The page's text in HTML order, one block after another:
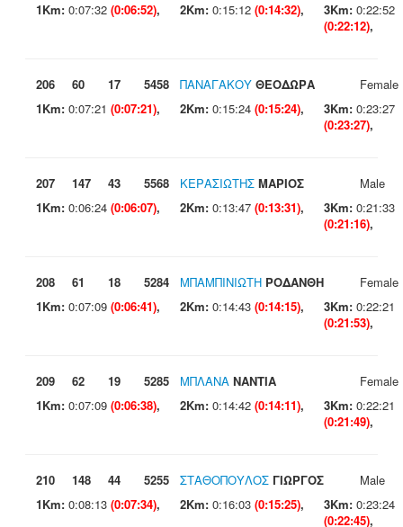
1Km: 0:07:32 (0:06:52), 2Km: 0:15:12 (0:14:32), 3Km: 0:22:52
(0:22:12),
206 60 17 5458 ΠΑΝΑΓΑΚΟΥ ΘΕΟΔΩΡΑ
Female
1Km: 0:07:21 (0:07:21), 2Km: 0:15:24 (0:15:24), 3Km: 0:23:27
(0:23:27),
207 147 43 5568 ΚΕΡΑΣΙΩΤΗΣ ΜΑΡΙΟΣ
Male
1Km: 0:06:24 (0:06:07), 2Km: 0:13:47 (0:13:31), 3Km: 0:21:33
(0:21:16),
208 61 18 5284 ΜΠΑΜΠΙΝΙΩΤΗ ΡΟΔΑΝΘΗ
Female
1Km: 0:07:09 (0:06:41), 2Km: 0:14:43 (0:14:15), 3Km: 0:22:21
(0:21:53),
209 62 19 5285 ΜΠΛΑΝΑ ΝΑΝΤΙΑ
Female
1Km: 0:07:09 (0:06:38), 2Km: 0:14:42 (0:14:11), 3Km: 0:22:21
(0:21:49),
210 148 44 5255 ΣΤΑΘΟΠΟΥΛΟΣ ΓΙΩΡΓΟΣ
Male
1Km: 0:08:13 (0:07:34), 2Km: 0:16:03 (0:15:25), 3Km: 0:23:24
(0:22:45),